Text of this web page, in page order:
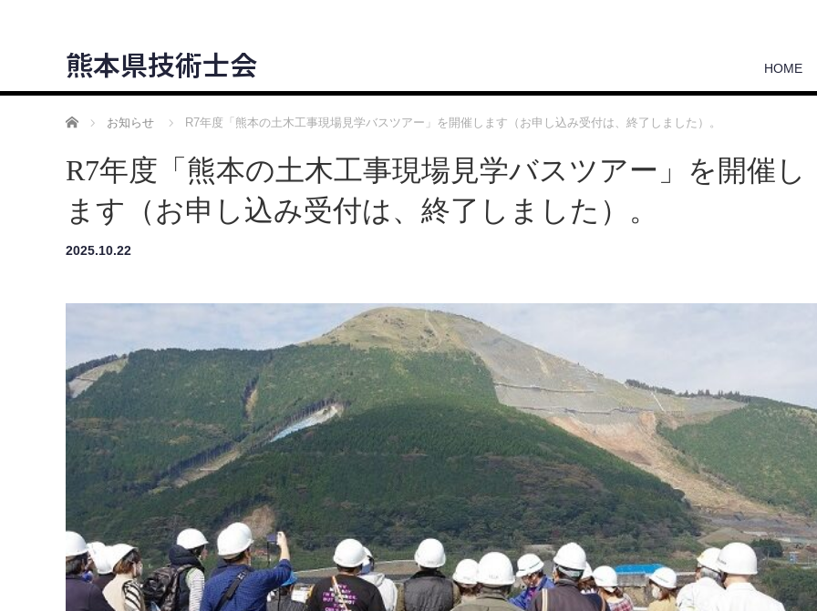
熊本県技術士会 HOME
ホーム お知らせ R7年度「熊本の土木工事現場見学バスツアー」を開催します（お申し込み受付は、終了しました）。
R7年度「熊本の土木工事現場見学バスツアー」を開催し
ます（お申し込み受付は、終了しました）。
2025.10.22